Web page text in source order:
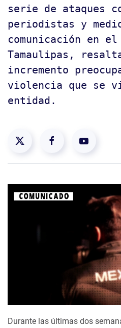
serie de ataques
periodistas y
comunicación en
Tamaulipas,
incremento
violencia que se
entidad.
Durante las últimas dos